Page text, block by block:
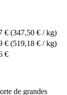
€ (347,50 € / kg)
€ (519,18 € / kg)
€
de grandes